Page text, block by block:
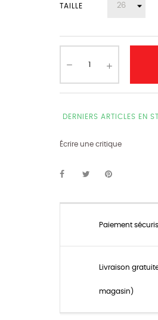
TAILLE
DERNIERS ARTICLES EN
Écrire une critique
Paiement
Livraison
magasin)